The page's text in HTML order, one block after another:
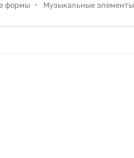
формы Музыкальные